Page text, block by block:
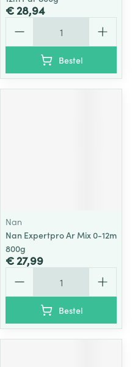
€ 28,94
Bestel
Nan
Nan Expertpro Ar Mix 0-12m
800g
€ 27,99
Bestel